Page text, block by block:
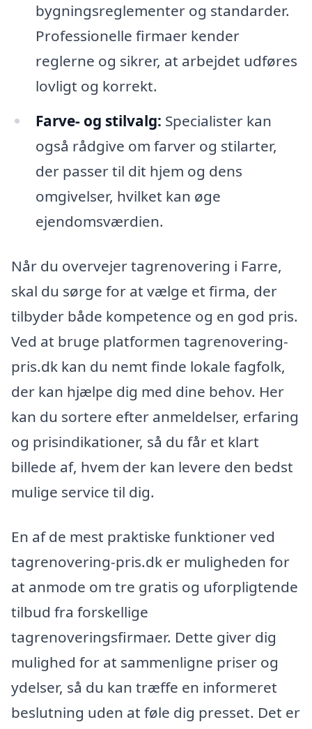
bygningsreglementer og standarder.
Professionelle firmaer kender
reglerne og sikrer, at arbejdet udføres
lovligt og korrekt.
Farve- og stilvalg: Specialister kan
også rådgive om farver og stilarter,
der passer til dit hjem og dens
omgivelser, hvilket kan øge
ejendomsværdien.
Når du overvejer tagrenovering i Farre,
skal du sørge for at vælge et firma, der
tilbyder både kompetence og en god pris.
Ved at bruge platformen tagrenovering-
pris.dk kan du nemt finde lokale fagfolk,
der kan hjælpe dig med dine behov. Her
kan du sortere efter anmeldelser, erfaring
og prisindikationer, så du får et klart
billede af, hvem der kan levere den bedst
mulige service til dig.
En af de mest praktiske funktioner ved
tagrenovering-pris.dk er muligheden for
at anmode om tre gratis og uforpligtende
tilbud fra forskellige
tagrenoveringsfirmaer. Dette giver dig
mulighed for at sammenligne priser og
ydelser, så du kan træffe en informeret
beslutning uden at føle dig presset. Det er